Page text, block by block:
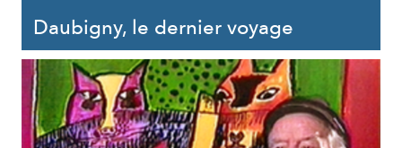
Daubigny, le dernier voyage